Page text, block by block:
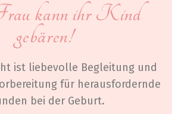
kann ihr Kind
gebären!
ist liebevolle Begleitung und
für herausfordernde
bei der Geburt.